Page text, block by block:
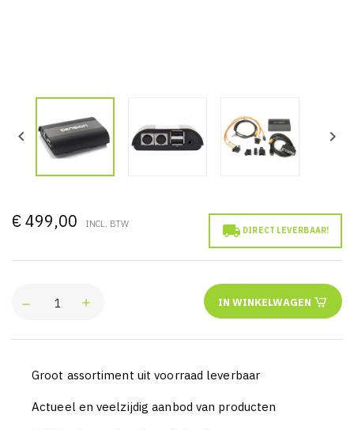
 
€ 499,00 INCL. BTW  DIRECT LEVERBAAR!
IN WINKELWAGEN
Groot assortiment uit voorraad leverbaar
Actueel en veelzijdig aanbod van producten